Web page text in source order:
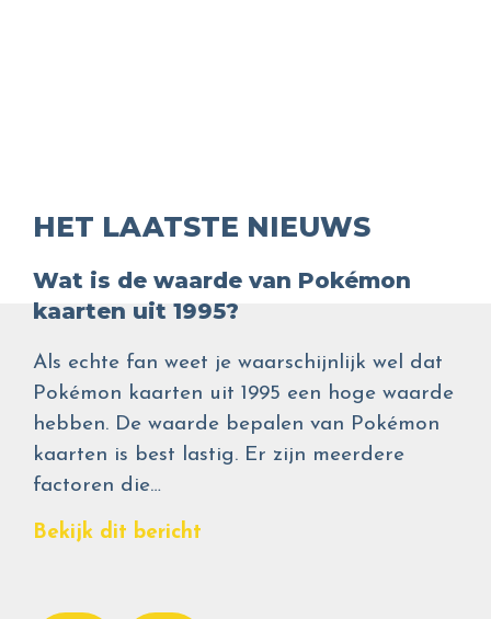
HET LAATSTE NIEUWS
Wat is de waarde van Pokémon
kaarten uit 1995?
Als echte fan weet je waarschijnlijk wel dat
Pokémon kaarten uit 1995 een hoge waarde
hebben. De waarde bepalen van Pokémon
kaarten is best lastig. Er zijn meerdere
factoren die…
Bekijk dit bericht